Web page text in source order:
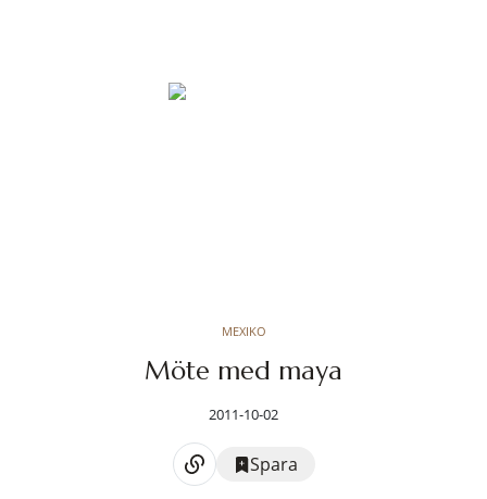
MEXIKO
Möte med maya
2011-10-02
Spara